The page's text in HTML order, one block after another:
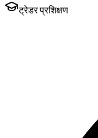
ट्रेडर प्रशिक्षण